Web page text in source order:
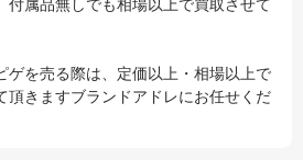
付属品無しでも相場以上で買取させて
ゲを売る際は、定価以上・相場以上で
頂きますブランドアドレにお任せくだ